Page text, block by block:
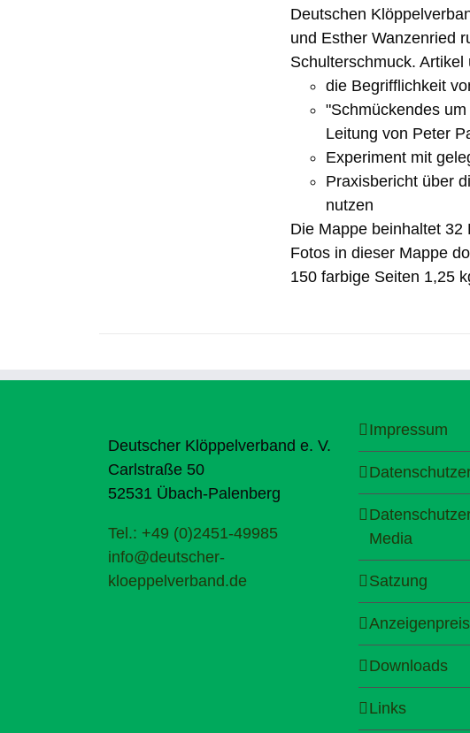
Deutschen
und Esther Wanzenried
Schulterschmuck. Artikel
die Begrifflichkeit
"Schmückendes
Leitung von Peter
Experiment mit
Praxisbericht über
nutzen
Die Mappe beinhaltet
Fotos in dieser Mappe
150 farbige Seiten 1,25
Deutscher Klöppelverband e. V.
Carlstraße 50
52531 Übach-Palenberg
Tel.: +49 (0)2451-49985
info@deutscher-
kloeppelverband.de
Impressum
Media
Satzung
Downloads
Links